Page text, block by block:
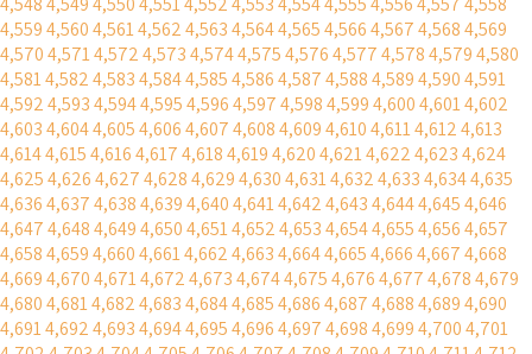
4,5594,5604,5614,5624,5634,5644,5654,5664,5674,5684,569
4,5704,5714,5724,5734,5744,5754,5764,5774,5784,5794,580
4,5814,5824,5834,5844,5854,5864,5874,5884,5894,5904,591
4,5924,5934,5944,5954,5964,5974,5984,5994,6004,6014,602
4,6034,6044,6054,6064,6074,6084,6094,6104,6114,6124,613
4,6144,6154,6164,6174,6184,6194,6204,6214,6224,6234,624
4,6254,6264,6274,6284,6294,6304,6314,6324,6334,6344,635
4,6364,6374,6384,6394,6404,6414,6424,6434,6444,6454,646
4,6474,6484,6494,6504,6514,6524,6534,6544,6554,6564,657
4,6584,6594,6604,6614,6624,6634,6644,6654,6664,6674,668
4,6694,6704,6714,6724,6734,6744,6754,6764,6774,6784,679
4,6804,6814,6824,6834,6844,6854,6864,6874,6884,6894,690
4,6914,6924,6934,6944,6954,6964,6974,6984,6994,7004,701